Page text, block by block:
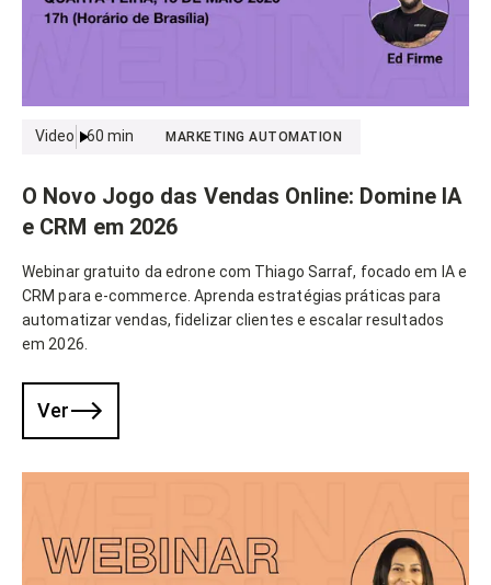
Video 60 min MARKETING AUTOMATION
O Novo Jogo das Vendas Online: Domine IA
e CRM em 2026
Webinar gratuito da edrone com Thiago Sarraf, focado em IA e
CRM para e-commerce. Aprenda estratégias práticas para
automatizar vendas, fidelizar clientes e escalar resultados
em 2026.
Ver